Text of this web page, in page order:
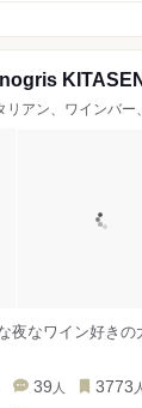
リアン、ワインバー
夜なワイン好き
39 人 3773 人